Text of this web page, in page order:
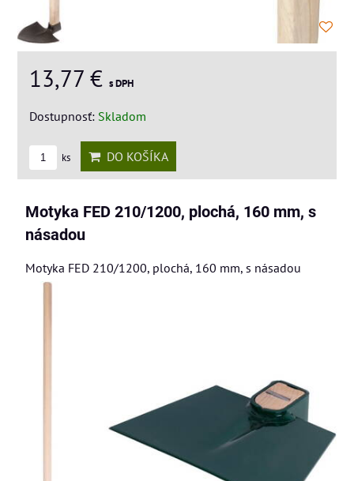
13,77 € s DPH
Dostupnosť: Skladom
ks DO KOŠÍKA
Motyka FED 210/1200, plochá, 160 mm, s
násadou
Motyka FED 210/1200, plochá, 160 mm, s násadou